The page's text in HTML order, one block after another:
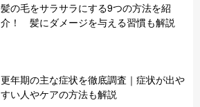
髪の毛をサラサラにする9つの方法を紹
介！ 髪にダメージを与える習慣も解説
更年期の主な症状を徹底調査｜症状が出や
すい人やケアの方法も解説